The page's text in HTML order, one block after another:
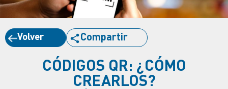
Volver Compartir
CÓDIGOS QR: ¿CÓMO
CREARLOS?